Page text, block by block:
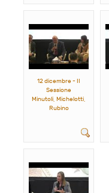
12 dicembre - II
Sessione
Minutoli, Michelotti,
Rubino